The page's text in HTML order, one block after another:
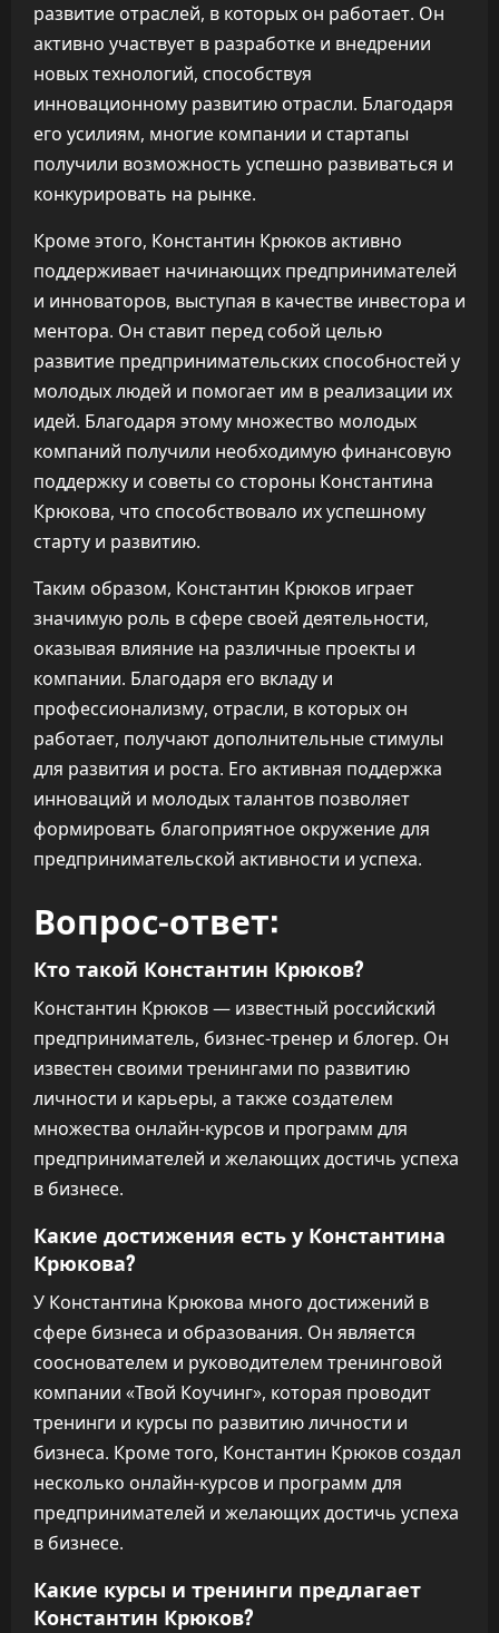
развитие отраслей, в которых он работает. Он
активно участвует в разработке и внедрении
новых технологий, способствуя
инновационному развитию отрасли. Благодаря
его усилиям, многие компании и стартапы
получили возможность успешно развиваться и
конкурировать на рынке.
Кроме этого, Константин Крюков активно
поддерживает начинающих предпринимателей
и инноваторов, выступая в качестве инвестора и
ментора. Он ставит перед собой целью
развитие предпринимательских способностей у
молодых людей и помогает им в реализации их
идей. Благодаря этому множество молодых
компаний получили необходимую финансовую
поддержку и советы со стороны Константина
Крюкова, что способствовало их успешному
старту и развитию.
Таким образом, Константин Крюков играет
значимую роль в сфере своей деятельности,
оказывая влияние на различные проекты и
компании. Благодаря его вкладу и
профессионализму, отрасли, в которых он
работает, получают дополнительные стимулы
для развития и роста. Его активная поддержка
инноваций и молодых талантов позволяет
формировать благоприятное окружение для
предпринимательской активности и успеха.
Вопрос-ответ:
Кто такой Константин Крюков?
Константин Крюков — известный российский
предприниматель, бизнес-тренер и блогер. Он
известен своими тренингами по развитию
личности и карьеры, а также создателем
множества онлайн-курсов и программ для
предпринимателей и желающих достичь успеха
в бизнесе.
Какие достижения есть у Константина
Крюкова?
У Константина Крюкова много достижений в
сфере бизнеса и образования. Он является
сооснователем и руководителем тренинговой
компании «Твой Коучинг», которая проводит
тренинги и курсы по развитию личности и
бизнеса. Кроме того, Константин Крюков создал
несколько онлайн-курсов и программ для
предпринимателей и желающих достичь успеха
в бизнесе.
Какие курсы и тренинги предлагает
Константин Крюков?